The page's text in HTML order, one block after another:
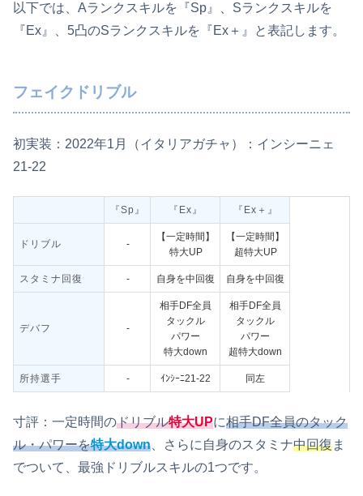
以下では、Aランクスキルを『Sp』、Sランクスキルを
『Ex』、5凸のSランクスキルを『Ex＋』と表記します。
フェイクドリブル
初実装：2022年1月（イタリアガチャ）：インシーニェ
21‐22
『Sp』 『Ex』 『Ex＋』
ドリブル ‐
【一定時間】
特大UP
【一定時間】
超特大UP
スタミナ回復 ‐ 自身を中回復 自身を中回復
デバフ ‐
相手DF全員
タックル
パワー
特大down
相手DF全員
タックル
パワー
超特大down
所持選手 ‐ ｲﾝｼｰﾆ21-22 同左
寸評：一定時間のドリブル特大UPに相手DF全員のタック
ル・パワーを特大down 、さらに自身のスタミナ中回復ま
でついて、最強ドリブルスキルの1つです。